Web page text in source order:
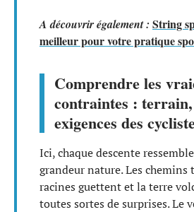
A découvrir également : String
meilleur pour votre pratique
Comprendre les
contraintes :
exigences des
Ici, chaque descente
grandeur nature. Les chemins
racines guettent et la terre
toutes sortes de surprises. Le